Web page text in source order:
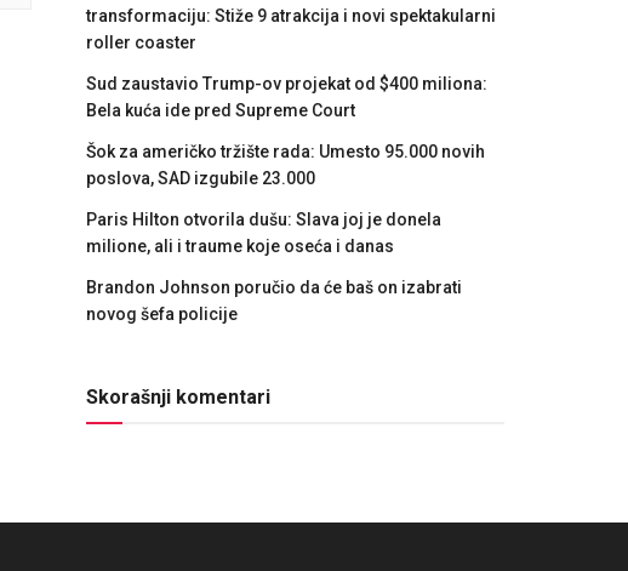
transformaciju: Stiže 9 atrakcija i novi spektakularni
roller coaster
Sud zaustavio Trump-ov projekat od $400 miliona:
Bela kuća ide pred Supreme Court
Šok za američko tržište rada: Umesto 95.000 novih
poslova, SAD izgubile 23.000
Paris Hilton otvorila dušu: Slava joj je donela
milione, ali i traume koje oseća i danas
Brandon Johnson poručio da će baš on izabrati
novog šefa policije
Skorašnji komentari